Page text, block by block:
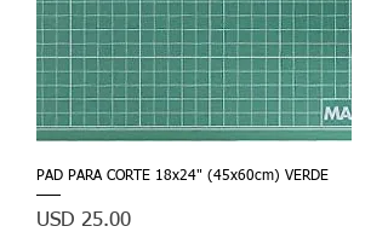
PAD PARA CORTE 18x24" (45x60cm) VERDE
Precio
USD 25.00